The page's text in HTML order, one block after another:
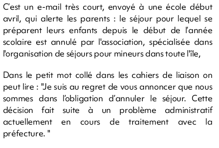
C’est un e-mail très court, envoyé à une école début
avril, qui alerte les parents : le séjour pour lequel se
préparent leurs enfants depuis le début de l’année
scolaire est annulé par l'association, spécialisée dans
l'organisation de séjours pour mineurs dans toute l'île,
Dans le petit mot collé dans les cahiers de liaison on
peut lire : "Je suis au regret de vous annoncer que nous
sommes dans l’obligation d’annuler le séjour. Cette
décision fait suite à un problème administratif
actuellement en cours de traitement avec la
préfecture. "